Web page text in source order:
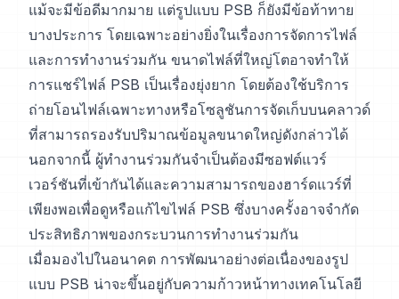
แม้จะมีข้อดีมากมาย แต่รูปแบบ PSB ก็ยังมีข้อท้าทาย
บางประการ โดยเฉพาะอย่างยิ่งในเรื่องการจัดการไฟล์
และการทำงานร่วมกัน ขนาดไฟล์ที่ใหญ่โตอาจทำให้
การแชร์ไฟล์ PSB เป็นเรื่องยุ่งยาก โดยต้องใช้บริการ
ถ่ายโอนไฟล์เฉพาะทางหรือโซลูชันการจัดเก็บบนคลาวด์
ที่สามารถรองรับปริมาณข้อมูลขนาดใหญ่ดังกล่าวได้
นอกจากนี้ ผู้ทำงานร่วมกันจำเป็นต้องมีซอฟต์แวร์
เวอร์ชันที่เข้ากันได้และความสามารถของฮาร์ดแวร์ที่
เพียงพอเพื่อดูหรือแก้ไขไฟล์ PSB ซึ่งบางครั้งอาจจำกัด
ประสิทธิภาพของกระบวนการทำงานร่วมกัน
เมื่อมองไปในอนาคต การพัฒนาอย่างต่อเนื่องของรูป
แบบ PSB น่าจะขึ้นอยู่กับความก้าวหน้าทางเทคโนโลยี